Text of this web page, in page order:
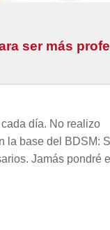
ser más
día. No realizo
la base del BDSM:
Jamás pondré